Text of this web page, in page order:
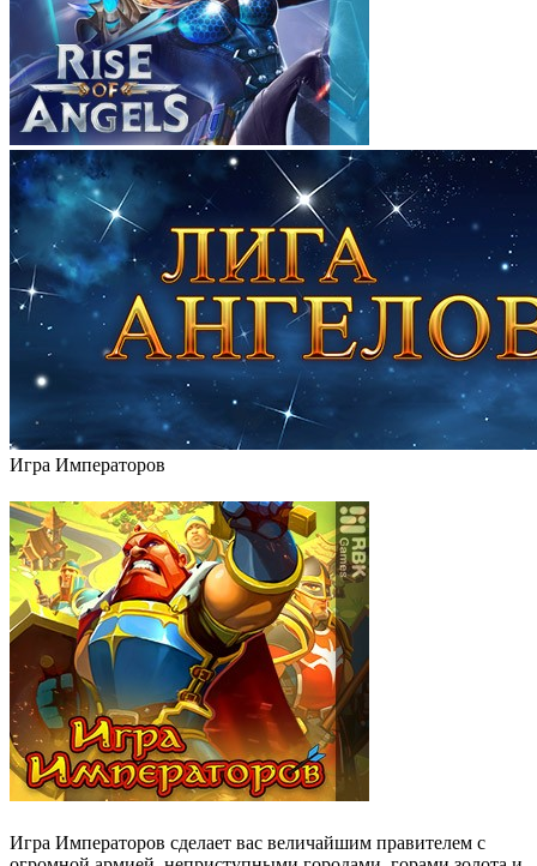
Игра Императоров
Игра Императоров сделает вас величайшим правителем с